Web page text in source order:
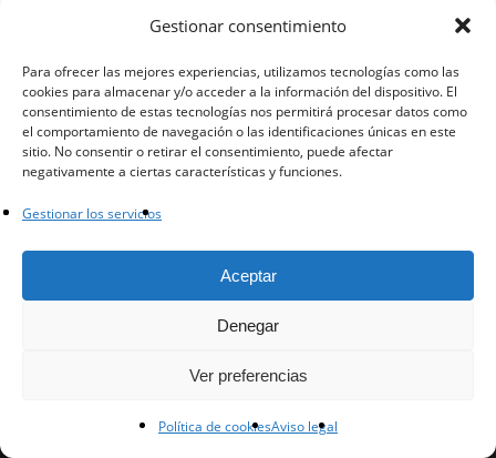
Gestionar consentimiento
Para ofrecer las mejores experiencias, utilizamos tecnologías como las
cookies para almacenar y/o acceder a la información del dispositivo. El
consentimiento de estas tecnologías nos permitirá procesar datos como
el comportamiento de navegación o las identificaciones únicas en este
sitio. No consentir o retirar el consentimiento, puede afectar
negativamente a ciertas características y funciones.
Gestionar los servicios
Aceptar
Denegar
Ver preferencias
Política de cookiesAviso legal
facebook instagram whatsapp email
© 2023 - Arista Piedras SL